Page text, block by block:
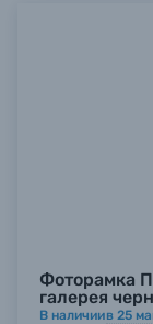
Фоторамка
галерея
В наличиив 25